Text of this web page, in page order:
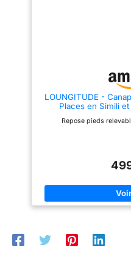
LOUNGITUDE -
Places en Simili
Repose pieds